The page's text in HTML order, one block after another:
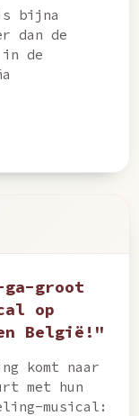
bijna
dan de
in de
groot
op
België!"
komt naar
met hun
musical: